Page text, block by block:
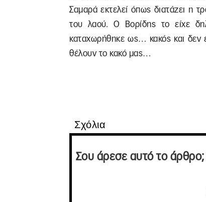
Σαμαρά εκτελεί όπως διατάζει η
του λαού. Ο Βορίδης το είχε
καταχωρήθηκε ως… κακός και δεν
θέλουν το κακό μας…
Σχόλια
Σου άρεσε αυτό το άρθρο;